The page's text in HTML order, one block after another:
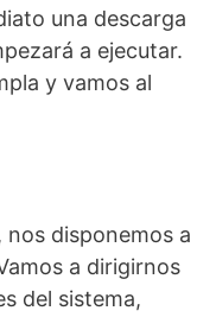
una descarga
a ejecutar.
y vamos al
nos disponemos a
a dirigirnos
del sistema,